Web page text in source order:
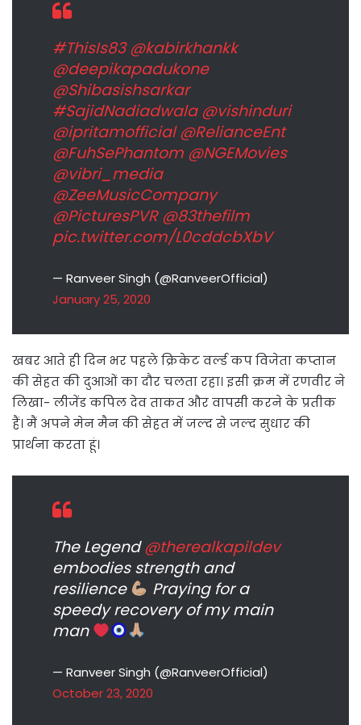
#ThisIs83 @kabirkhankk
@deepikapadukone
@Shibasishsarkar
#SajidNadiadwala @vishinduri
@ipritamofficial @RelianceEnt
@FuhSePhantom @NGEMovies
@vibri_media
@ZeeMusicCompany
@PicturesPVR @83thefilm
pic.twitter.com/L0cddcbXbV
— Ranveer Singh (@RanveerOfficial)
January 25, 2020
खबर आते ही दिन भर पहले क्रिकेट वर्ल्ड कप विजेता कप्तान
की सेहत की दुआओं का दौर चलता रहा। इसी क्रम में रणवीर ने
लिखा- लीजेंड कपिल देव ताकत और वापसी करने के प्रतीक
हैं। मैं अपने मेन मैन की सेहत में जल्द से जल्द सुधार की
प्रार्थना करता हूं।
The Legend@therealkapildev
embodies strength and
resilience
Praying for a
speedy recovery of my main
man
— Ranveer Singh (@RanveerOfficial)
October 23, 2020